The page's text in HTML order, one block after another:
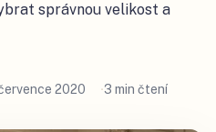
správnou velikost a
2020 3 min čtení